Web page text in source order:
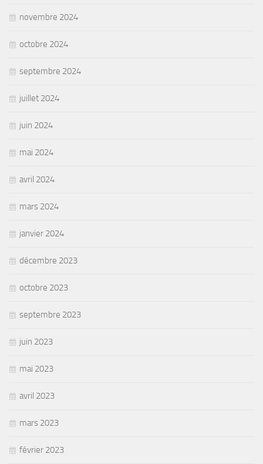
novembre 2024
octobre 2024
septembre 2024
juillet 2024
juin 2024
mai 2024
avril 2024
mars 2024
janvier 2024
décembre 2023
octobre 2023
septembre 2023
juin 2023
mai 2023
avril 2023
mars 2023
février 2023